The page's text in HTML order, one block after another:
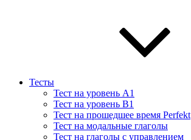
Тесты
Тест на уровень A1
Тест на уровень B1
Тест на прошедшее время Perfekt
Тест на модальные глаголы
Тест на глаголы с управлением